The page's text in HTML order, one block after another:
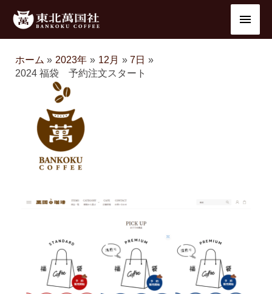
メ
イ
ホーム 2023年 12月
7日
2024 福袋 予約注文スタート